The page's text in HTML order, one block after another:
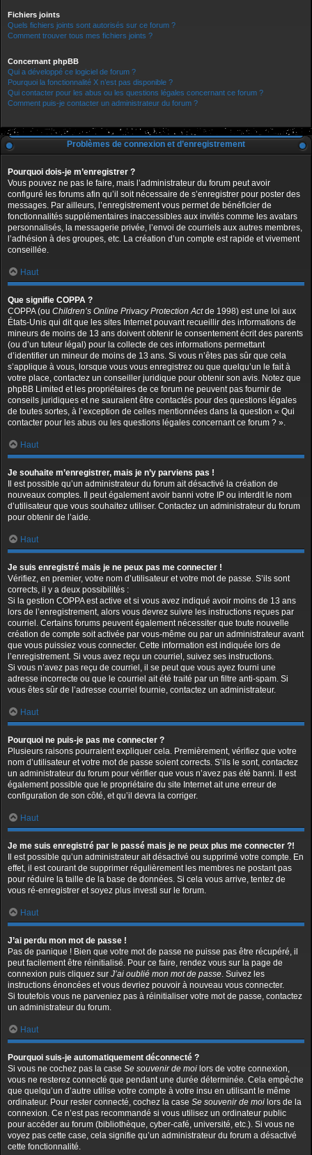
Fichiers joints
Quels fichiers joints sont autorisés sur ce forum ?
Comment trouver tous mes fichiers joints ?
Concernant phpBB
Qui a développé ce logiciel de forum ?
Pourquoi la fonctionnalité X n’est pas disponible ?
Qui contacter pour les abus ou les questions légales concernant ce forum ?
Comment puis-je contacter un administrateur du forum ?
Problèmes de connexion et d’enregistrement
Pourquoi dois-je m’enregistrer ?
Vous pouvez ne pas le faire, mais l’administrateur du forum peut avoir
configuré les forums afin qu’il soit nécessaire de s’enregistrer pour poster des
messages. Par ailleurs, l’enregistrement vous permet de bénéficier de
fonctionnalités supplémentaires inaccessibles aux invités comme les avatars
personnalisés, la messagerie privée, l’envoi de courriels aux autres membres,
l’adhésion à des groupes, etc. La création d’un compte est rapide et vivement
conseillée.
Haut
Que signifie COPPA ?
COPPA (ou Children’s Online Privacy Protection Actde 1998) est une loi aux
États-Unis qui dit que les sites Internet pouvant recueillir des informations de
mineurs de moins de 13 ans doivent obtenir le consentement écrit des parents
(ou d’un tuteur légal) pour la collecte de ces informations permettant
d’identifier un mineur de moins de 13 ans. Si vous n’êtes pas sûr que cela
s’applique à vous, lorsque vous vous enregistrez ou que quelqu’un le fait à
votre place, contactez un conseiller juridique pour obtenir son avis. Notez que
phpBB Limited et les propriétaires de ce forum ne peuvent pas fournir de
conseils juridiques et ne sauraient être contactés pour des questions légales
de toutes sortes, à l’exception de celles mentionnées dans la question « Qui
contacter pour les abus ou les questions légales concernant ce forum ? ».
Haut
Je souhaite m’enregistrer, mais je n’y parviens pas !
Il est possible qu’un administrateur du forum ait désactivé la création de
nouveaux comptes. Il peut également avoir banni votre IP ou interdit le nom
d’utilisateur que vous souhaitez utiliser. Contactez un administrateur du forum
pour obtenir de l’aide.
Haut
Je suis enregistré mais je ne peux pas me connecter !
Vérifiez, en premier, votre nom d’utilisateur et votre mot de passe. S’ils sont
corrects, il y a deux possibilités :
Si la gestion COPPA est active et si vous avez indiqué avoir moins de 13 ans
lors de l’enregistrement, alors vous devrez suivre les instructions reçues par
courriel. Certains forums peuvent également nécessiter que toute nouvelle
création de compte soit activée par vous-même ou par un administrateur avant
que vous puissiez vous connecter. Cette information est indiquée lors de
l’enregistrement. Si vous avez reçu un courriel, suivez ses instructions.
Si vous n’avez pas reçu de courriel, il se peut que vous ayez fourni une
adresse incorrecte ou que le courriel ait été traité par un filtre anti-spam. Si
vous êtes sûr de l’adresse courriel fournie, contactez un administrateur.
Haut
Pourquoi ne puis-je pas me connecter ?
Plusieurs raisons pourraient expliquer cela. Premièrement, vérifiez que votre
nom d’utilisateur et votre mot de passe soient corrects. S’ils le sont, contactez
un administrateur du forum pour vérifier que vous n’avez pas été banni. Il est
également possible que le propriétaire du site Internet ait une erreur de
configuration de son côté, et qu’il devra la corriger.
Haut
Je me suis enregistré par le passé mais je ne peux plus me connecter ?!
Il est possible qu’un administrateur ait désactivé ou supprimé votre compte. En
effet, il est courant de supprimer régulièrement les membres ne postant pas
pour réduire la taille de la base de données. Si cela vous arrive, tentez de
vous ré-enregistrer et soyez plus investi sur le forum.
Haut
J’ai perdu mon mot de passe !
Pas de panique ! Bien que votre mot de passe ne puisse pas être récupéré, il
peut facilement être réinitialisé. Pour ce faire, rendez vous sur la page de
connexion puis cliquez sur J’ai oublié mon mot de passe. Suivez les
instructions énoncées et vous devriez pouvoir à nouveau vous connecter.
Si toutefois vous ne parveniez pas à réinitialiser votre mot de passe, contactez
un administrateur du forum.
Haut
Pourquoi suis-je automatiquement déconnecté ?
Si vous ne cochez pas la case Se souvenir de moi lors de votre connexion,
vous ne resterez connecté que pendant une durée déterminée. Cela empêche
que quelqu’un d’autre utilise votre compte à votre insu en utilisant le même
ordinateur. Pour rester connecté, cochez la case Se souvenir de moi lors de la
connexion. Ce n’est pas recommandé si vous utilisez un ordinateur public
pour accéder au forum (bibliothèque, cyber-café, université, etc.). Si vous ne
voyez pas cette case, cela signifie qu’un administrateur du forum a désactivé
cette fonctionnalité.